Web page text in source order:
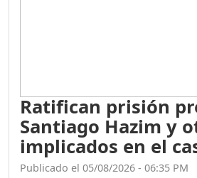
Ratifican prisión
Santiago Hazim y
implicados en el
Publicado el 05/08/2026 - 06:35 PM